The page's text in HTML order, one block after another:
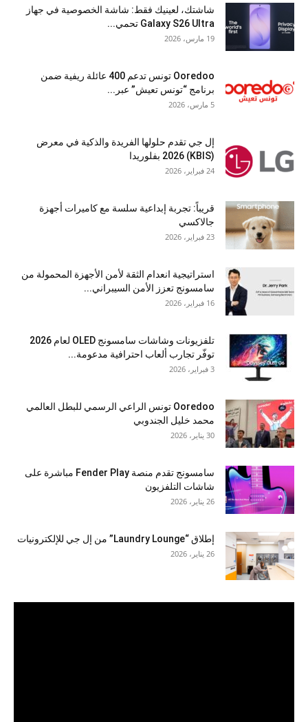
شاشتك، لعينيك فقط: شاشة الخصوصية في جهاز
Galaxy S26 Ultra تحمي...
19 مارس، 2026
Ooredoo تونس تدعم 400 عائلة ريفية ضمن
برنامج “تونس تعيش” عبر...
5 مارس، 2026
إل جي تقدم حلولها الفريدة والذكية في معرض
(KBIS) 2026 بفلوريدا
24 فبراير، 2026
قريباً: تجربة إبداعية سلسة مع كاميرات أجهزة
جالاكسي
23 فبراير، 2026
استراتيجية انعدام الثقة لأمن الأجهزة المحمولة من
سامسونج تعزز الأمن السيبراني...
16 فبراير، 2026
تلفزيونات وشاشات سامسونج OLED لعام 2026
توفّر تجارب ألعاب احترافية مدعومة...
3 فبراير، 2026
Ooredoo تونس الراعي الرسمي للبطل العالمي
محمد خليل الجندوبي
30 يناير، 2026
سامسونج تقدم منصة Fender Play مباشرة على
شاشات التلفزيون
26 يناير، 2026
إطلاق “Laundry Lounge” من إل جي للإلكترونيات
26 يناير، 2026